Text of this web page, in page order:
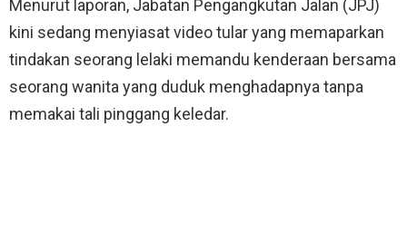
Menurut laporan, Jabatan Pengangkutan Jalan (JPJ)
kini sedang menyiasat video tular yang memaparkan
tindakan seorang lelaki memandu kenderaan bersama
seorang wanita yang duduk menghadapnya tanpa
memakai tali pinggang keledar.